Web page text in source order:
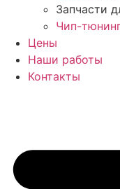
Запчасти
Чип-
Цены
Наши работы
Контакты